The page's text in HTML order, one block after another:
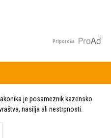
Priporoča
je posameznik kazensko
nasilja ali nestrpnosti.